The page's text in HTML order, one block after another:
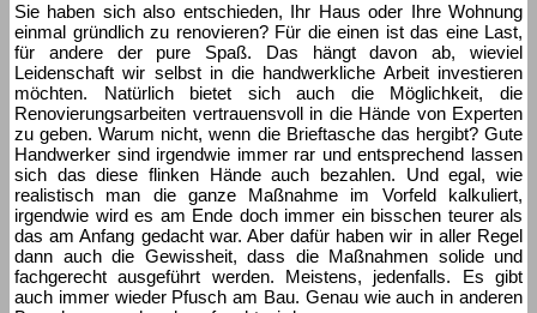
Sie haben sich also entschieden, Ihr Haus oder Ihre Wohnung
einmal gründlich zu renovieren? Für die einen ist das eine Last,
für andere der pure Spaß. Das hängt davon ab, wieviel
Leidenschaft wir selbst in die handwerkliche Arbeit investieren
möchten. Natürlich bietet sich auch die Möglichkeit, die
Renovierungsarbeiten vertrauensvoll in die Hände von Experten
zu geben. Warum nicht, wenn die Brieftasche das hergibt? Gute
Handwerker sind irgendwie immer rar und entsprechend lassen
sich das diese flinken Hände auch bezahlen. Und egal, wie
realistisch man die ganze Maßnahme im Vorfeld kalkuliert,
irgendwie wird es am Ende doch immer ein bisschen teurer als
das am Anfang gedacht war. Aber dafür haben wir in aller Regel
dann auch die Gewissheit, dass die Maßnahmen solide und
fachgerecht ausgeführt werden. Meistens, jedenfalls. Es gibt
auch immer wieder Pfusch am Bau. Genau wie auch in anderen